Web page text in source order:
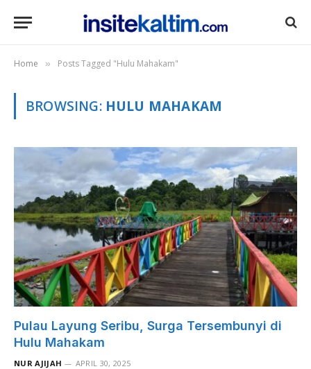
Home » Posts Tagged "Hulu Mahakam"
BROWSING: HULU MAHAKAM
Pulau Layung Seribu, Surga Tersembunyi di
Hulu Mahakam
NUR AJIJAH APRIL 30, 2025